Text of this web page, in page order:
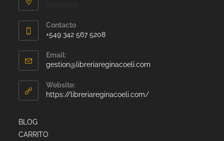
Contacto
+549 342 567 5208
Email:
gestion@libreriareginacoeli.com
Website:
https://libreriareginacoeli.com/
BLOG
CARRITO